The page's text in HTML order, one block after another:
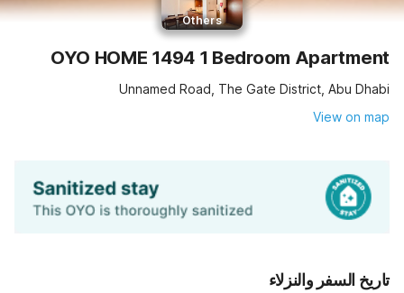
Others
OYO HOME 1494 1 Bedroom Apartment
Unnamed Road, The Gate District, Abu Dhabi
View on map
تاريخ السفر والنزلاء